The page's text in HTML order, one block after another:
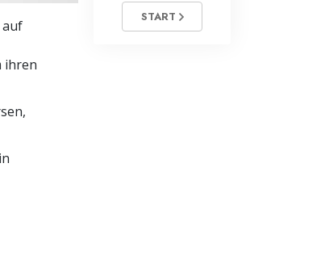
Die Grundlagen von Public Relations
auf
ihren
START